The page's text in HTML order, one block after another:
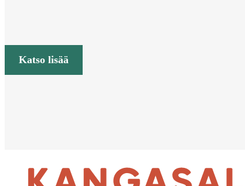
Katso lisää